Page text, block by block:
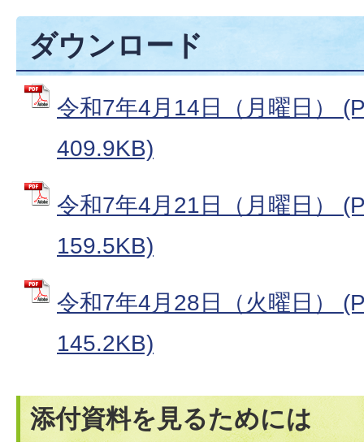
ダウンロード
令和7年4月14日（月曜日）
409.9KB)
令和7年4月21日（月曜日）
159.5KB)
令和7年4月28日（火曜日）
145.2KB)
添付資料を見るためには